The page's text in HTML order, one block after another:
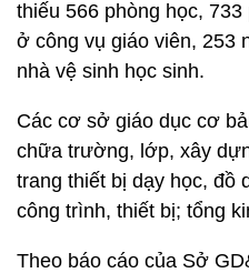
thiếu 566 phòng học,
ở công vụ giáo viên, 253
nhà vệ sinh học sinh.
Các cơ sở giáo dục cơ
chữa trường, lớp, xây
trang thiết bị dạy học, đồ
công trình, thiết bị; tổng
Theo báo cáo của Sở